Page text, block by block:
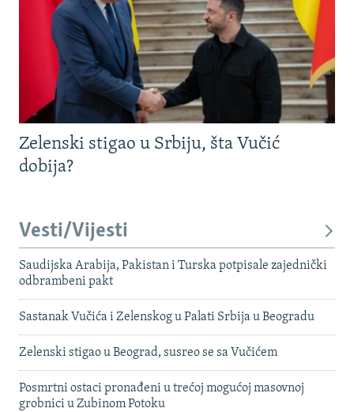
Zelenski stigao u Srbiju, šta Vučić
dobija?
Vesti/Vijesti
Saudijska Arabija, Pakistan i Turska potpisale zajednički
odbrambeni pakt
Sastanak Vučića i Zelenskog u Palati Srbija u Beogradu
Zelenski stigao u Beograd, susreo se sa Vučićem
Posmrtni ostaci pronađeni u trećoj mogućoj masovnoj
grobnici u Zubinom Potoku